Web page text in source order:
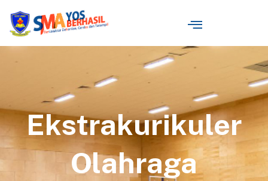
Ekstrakurikuler
Olahraga